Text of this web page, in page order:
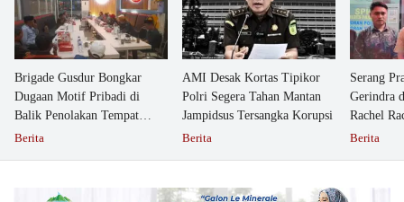
Brigade Gusdur Bongkar
Dugaan Motif Pribadi di
Balik Penolakan Tempat
Ibadah GKJW Bangil
Berita
AMI Desak Kortas Tipikor
Polri Segera Tahan Mantan
Jampidsus Tersangka Korupsi
Berita
Serang
Gerindra
Rachel
Berita